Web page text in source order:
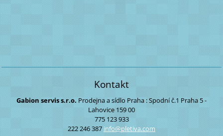
Kontakt
Gabion servis s.r.o. Prodejna a sídlo Praha :Spodní č.1 Praha 5 -
Lahovice 159 00
775 123 933
222 246 387 info@pletiva.com